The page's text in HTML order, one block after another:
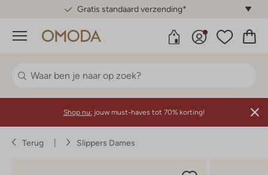
Gratis standaard verzending*
Menu
Shop nu: jouw must-haves tot 70% korting!
Terug Slippers Dames